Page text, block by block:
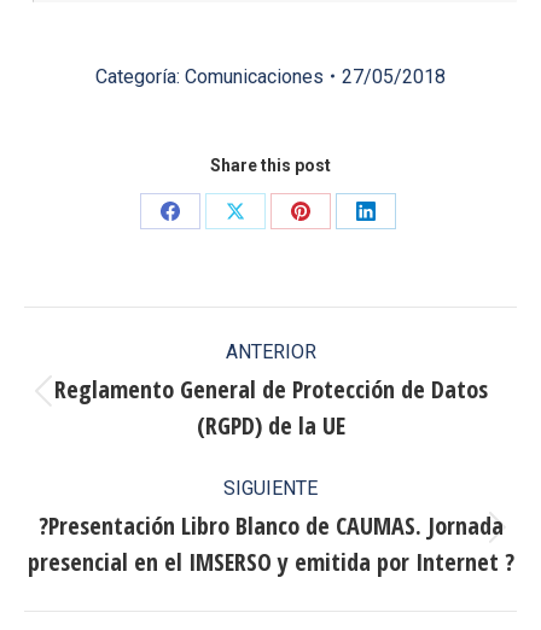
Categoría: Comunicaciones 27/05/2018
Share this post
Share
Share
Share
Share
entre
publicaciones
ANTERIOR
Publicación
anterior:
Reglamento General de Protección de Datos
(RGPD) de la UE
SIGUIENTE
Publicación
siguiente:
?Presentación Libro Blanco de CAUMAS. Jornada
presencial en el IMSERSO y emitida por Internet ?